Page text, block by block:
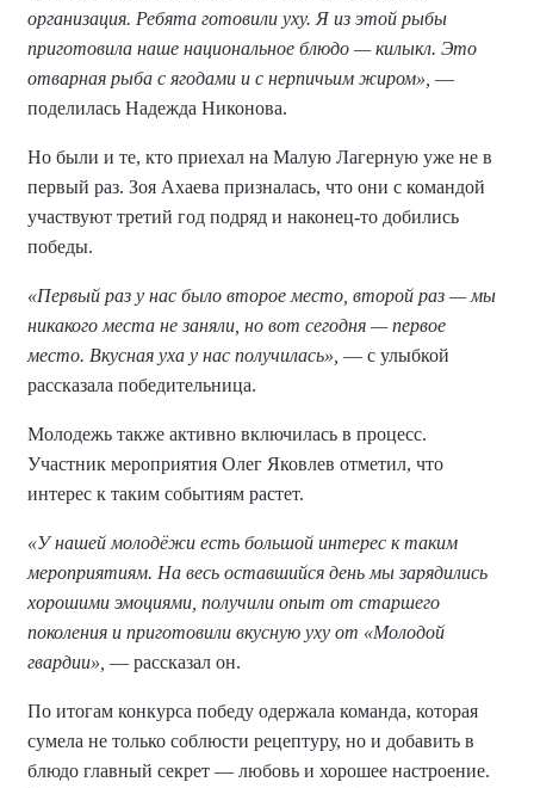
организация. Ребята готовили уху. Я из этой рыбы
приготовила наше национальное блюдо — килыкл. Это
отварная рыба с ягодами и с нерпичьим жиром», —
поделилась Надежда Никонова.
Но были и те, кто приехал на Малую Лагерную уже не в
первый раз. Зоя Ахаева призналась, что они с командой
участвуют третий год подряд и наконец-то добились
победы.
«Первый раз у нас было второе место, второй раз — мы
никакого места не заняли, но вот сегодня — первое
место. Вкусная уха у нас получилась», — с улыбкой
рассказала победительница.
Молодежь также активно включилась в процесс.
Участник мероприятия Олег Яковлев отметил, что
интерес к таким событиям растет.
«У нашей молодёжи есть большой интерес к таким
мероприятиям. На весь оставшийся день мы зарядились
хорошими эмоциями, получили опыт от старшего
поколения и приготовили вкусную уху от «Молодой
гвардии», — рассказал он.
По итогам конкурса победу одержала команда, которая
сумела не только соблюсти рецептуру, но и добавить в
блюдо главный секрет — любовь и хорошее настроение.